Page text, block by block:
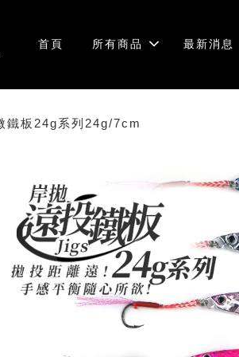
首頁 所有商品 最新消息
鐵板24g系列24g/7cm